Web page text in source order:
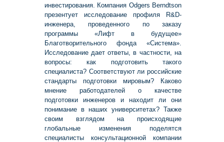
инвестирования. Компания Odgers Berndtson
презентует исследование профиля R&D-
инженера, проведенного по заказу
программы «Лифт в будущее»
Благотворительного фонда «Система».
Исследование дает ответы, в частности, на
вопросы: как подготовить такого
специалиста? Соответствуют ли российские
стандарты подготовки мировым? Каково
мнение работодателей о качестве
подготовки инженеров и находит ли они
понимание в наших университетах? Также
своим взглядом на происходящие
глобальные изменения поделятся
специалисты консультационной компании